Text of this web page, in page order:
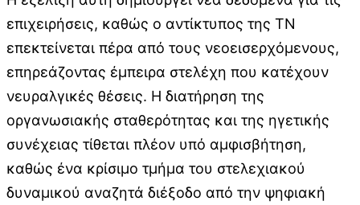
επιχειρήσεις, καθώς ο αντίκτυπος της ΤΝ
επεκτείνεται πέρα από τους νεοεισερχόμενους,
επηρεάζοντας έμπειρα στελέχη που κατέχουν
νευραλγικές θέσεις. Η διατήρηση της
οργανωσιακής σταθερότητας και της ηγετικής
συνέχειας τίθεται πλέον υπό αμφισβήτηση,
καθώς ένα κρίσιμο τμήμα του στελεχιακού
δυναμικού αναζητά διέξοδο από την ψηφιακή